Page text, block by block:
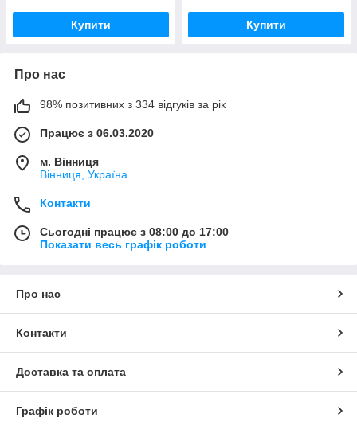
Купити Купити
Про нас
98% позитивних з 334 відгуків за рік
Працює з 06.03.2020
м. Вінниця
Вінниця, Україна
Контакти
Сьогодні працює з 08:00 до 17:00
Показати весь графік роботи
Про нас
Контакти
Доставка та оплата
Графік роботи